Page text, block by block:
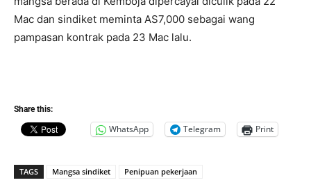
Mac dan sindiket meminta AS7,000 sebagai wang
pampasan kontrak pada 23 Mac lalu.
Share this:
WhatsApp Telegram Print
TAGS Mangsa sindiket Penipuan pekerjaan